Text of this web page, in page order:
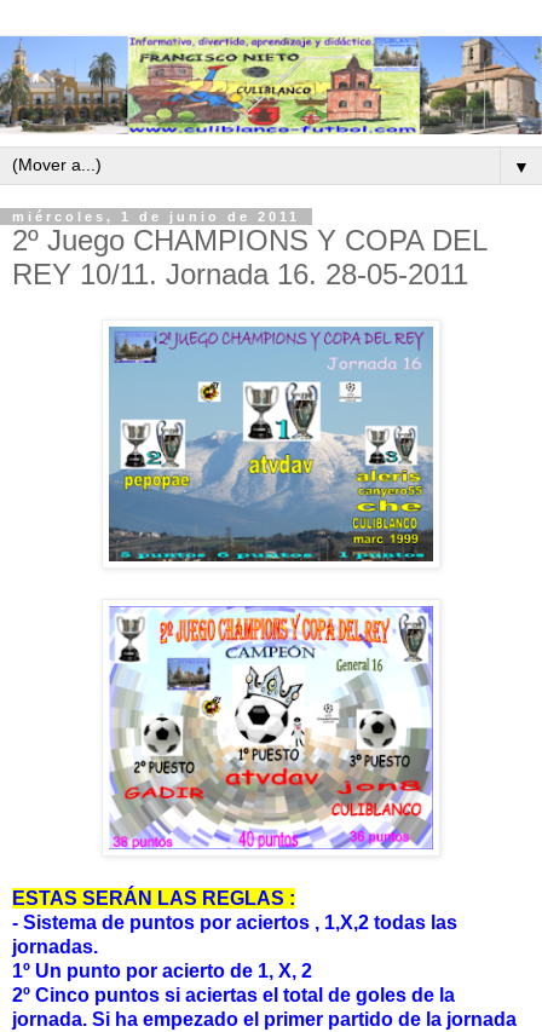
▼
miércoles, 1 de junio de 2011
2º Juego CHAMPIONS Y COPA DEL
REY 10/11. Jornada 16. 28-05-2011
ESTAS SERÁN LAS REGLAS :
- Sistema de puntos por aciertos , 1,X,2 todas las
jornadas.
1º Un punto por acierto de 1, X, 2
2º Cinco puntos si aciertas el total de goles de la
jornada. Si ha empezado el primer partido de la jornada